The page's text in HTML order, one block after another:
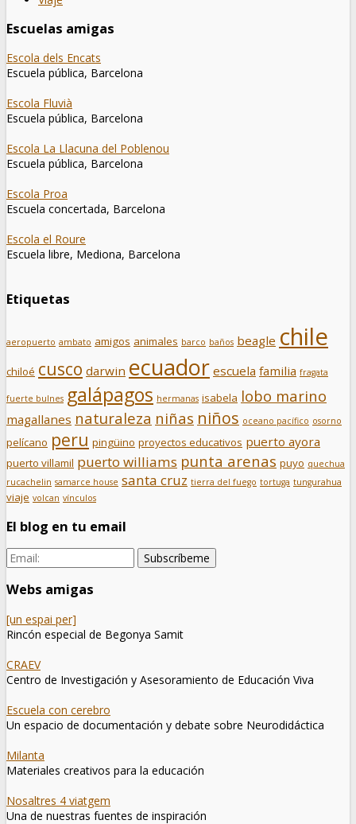
Escuelas amigas
Escola dels Encats
Escuela pública, Barcelona
Escola Fluvià
Escuela pública, Barcelona
Escola La Llacuna del Poblenou
Escuela pública, Barcelona
Escola Proa
Escuela concertada, Barcelona
Escola el Roure
Escuela libre, Mediona, Barcelona
Etiquetas
aeropuerto ambato amigos animales barco baños beagle chile
chiloé cusco darwin ecuador escuela familia fragata
fuerte bulnes galápagos hermanas isabela lobo marino
magallanes naturaleza niñas niños oceano pacífico osorno
pelícano peru pingüino proyectos educativos puerto ayora
puerto villamil puerto williams punta arenas puyo quechua
rucachelin samarce house santa cruz tierra del fuego tortuga tungurahua
viaje volcan vínculos
El blog en tu email
Webs amigas
[un espai per]
Rincón especial de Begonya Samit
CRAEV
Centro de Investigación y Asesoramiento de Educación Viva
Escuela con cerebro
Un espacio de documentación y debate sobre Neurodidáctica
Milanta
Materiales creativos para la educación
Nosaltres 4 viatgem
Una de nuestras fuentes de inspiración